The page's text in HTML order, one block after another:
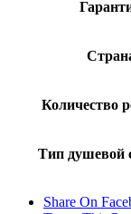
Количество
Тип душевой
Share On